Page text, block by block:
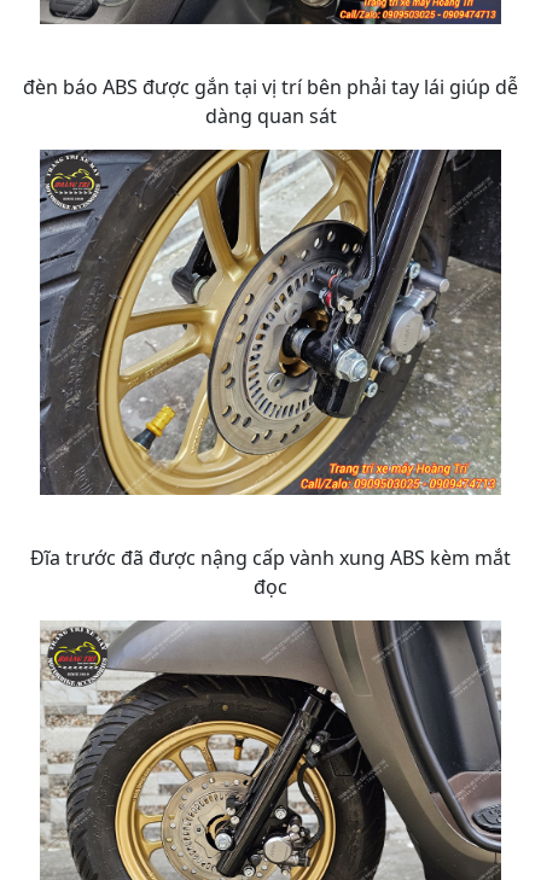
đèn báo ABS được gắn tại vị trí bên phải tay lái giúp dễ
dàng quan sát
Đĩa trước đã được nậng cấp vành xung ABS kèm mắt
đọc